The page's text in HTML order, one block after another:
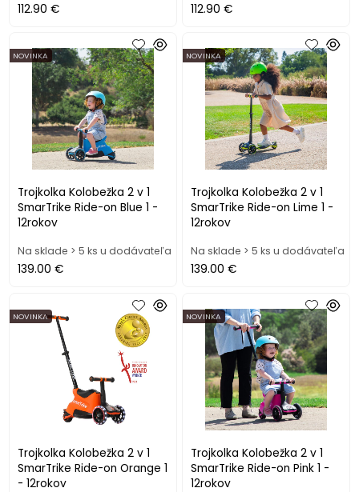
112.90 € 112.90 €
Trojkolka Kolobežka 2 v 1
SmarTrike Ride-on Blue 1 -
12rokov
NOVINKA
Na sklade > 5 ks u dodávateľa
139.00 €
Trojkolka Kolobežka 2 v 1
SmarTrike Ride-on Lime 1 -
12rokov
NOVINKA
Na sklade > 5 ks u dodávateľa
139.00 €
Trojkolka Kolobežka 2 v 1
SmarTrike Ride-on Orange 1
- 12rokov
NOVINKA
Trojkolka Kolobežka 2 v 1
SmarTrike Ride-on Pink 1 -
12rokov
NOVINKA